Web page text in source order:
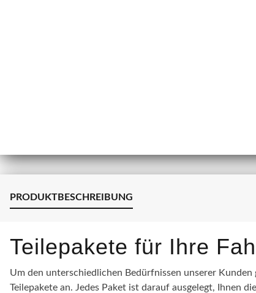
PRODUKTBESCHREIBUNG
Teilepakete für Ihre
Um den unterschiedlichen Bedürfnissen unserer
Teilepakete an. Jedes Paket ist darauf ausgelegt, Ihnen